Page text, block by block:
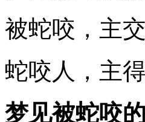
被蛇咬，主
蛇咬人，主
梦见被蛇咬